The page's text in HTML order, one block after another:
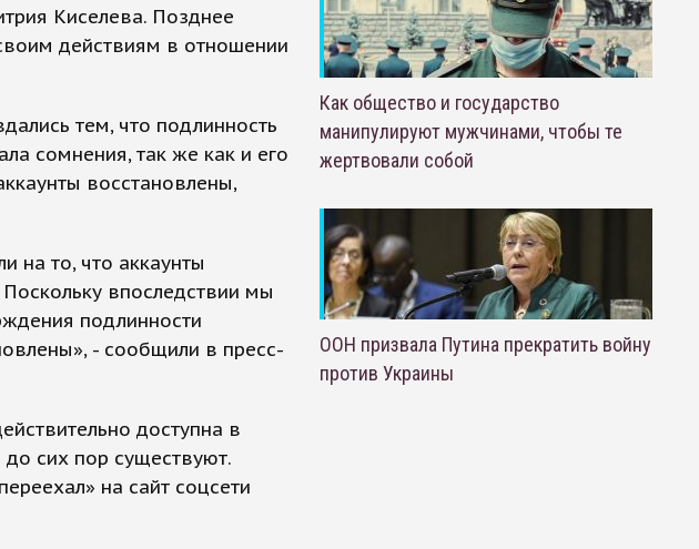
Киселева. Позднее
действиям в отношении
тем, что подлинность
сомнения, так же как и его
восстановлены,
на то, что аккаунты
впоследствии мы
подлинности
- сообщили в пресс-
доступна в
сих пор существуют.
на сайт соцсети
Как общество и государство
манипулируют мужчинами, чтобы те
жертвовали собой
ООН призвала Путина прекратить войну
против Украины